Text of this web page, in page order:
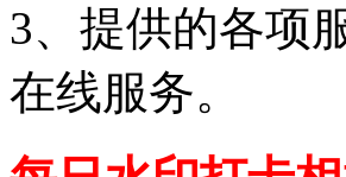
3、提供的各项
在线服务。